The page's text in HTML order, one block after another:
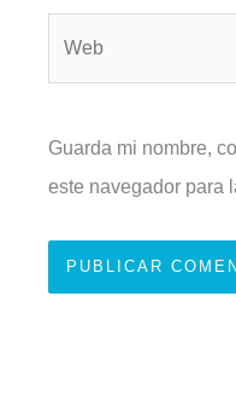
Guarda mi nombre,
este navegador para